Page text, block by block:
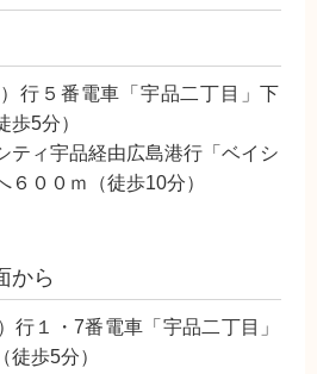
行５番電車「宇品二丁目」下
5分）
ティ宇品経由広島港行「ベイシ
００ｍ（徒歩10分）
から
行１・7番電車「宇品二丁目」
歩5分）